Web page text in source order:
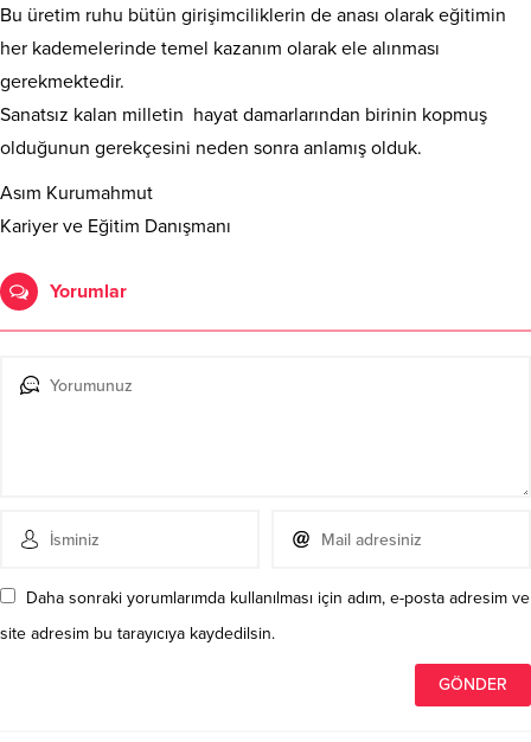
Bu üretim ruhu bütün girişimciliklerin de anası olarak eğitimin
her kademelerinde temel kazanım olarak ele alınması
gerekmektedir.
Sanatsız kalan milletin hayat damarlarından birinin kopmuş
olduğunun gerekçesini neden sonra anlamış olduk.
Asım Kurumahmut
Kariyer ve Eğitim Danışmanı
Yorumlar
Daha sonraki yorumlarımda kullanılması için adım, e-posta adresim ve
site adresim bu tarayıcıya kaydedilsin.